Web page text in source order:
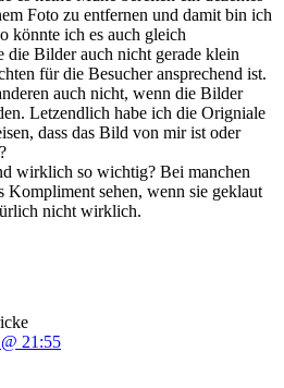
Foto zu entfernen und damit bin ich
könnte ich es auch gleich
Bilder auch nicht gerade klein
für die Besucher ansprechend ist.
auch nicht, wenn die Bilder
Letzendlich habe ich die Origniale
dass das Bild von mir ist oder
wirklich so wichtig? Bei manchen
Kompliment sehen, wenn sie geklaut
nicht wirklich.
21:55